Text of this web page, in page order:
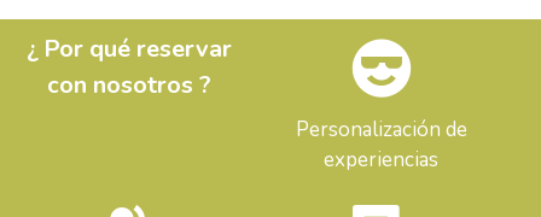
¿ Por qué reservar
con nosotros ?
Personalización de
experiencias